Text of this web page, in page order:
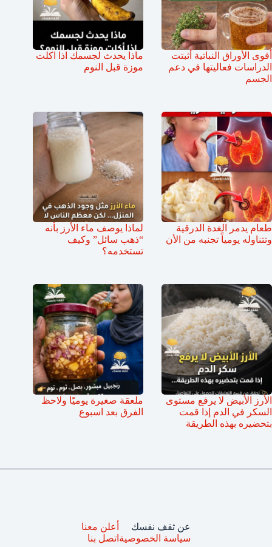
أقوى الأوراق النباتية أثبتت
الدراسات فعاليتها في دعم
الجسم
ماذا يحدث لجسمك اذا اكلت
موزة قبل النوم
طعام يدمر الغدة الدرقية
وتتناوله يومياً تجنبه من الأن
لماذا يوصف ماء الأرز بأنه
“ذهب سائل” وكيف
تستخدمه؟
الأرز الأبيض لا يرفع مستوى
السكر في الدم إذا قمت
بتحضيره بهذه الطريقة
ملعقة صغيرة يوميًا ولاحظ
الفرق بعد اسبوع
عن ثقف نفسك
سياسة الخصوصية
أعلن معنا
اتصل بنا